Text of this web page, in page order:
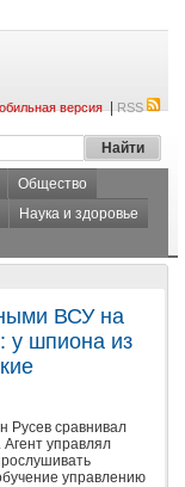
версия|RSS
Общество
Наука и здоровье
ВСУ на
у шпиона из
Русев сравнивал
управлял
управлению